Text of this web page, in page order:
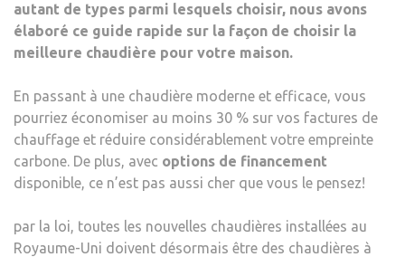
autant de types parmi lesquels choisir, nous avons
élaboré ce guide rapide sur la façon de choisir la
meilleure chaudière pour votre maison.
En passant à une chaudière moderne et efficace, vous
pourriez économiser au moins 30 % sur vos factures de
chauffage et réduire considérablement votre empreinte
carbone. De plus, avec options de financement
disponible, ce n’est pas aussi cher que vous le pensez!
par la loi, toutes les nouvelles chaudières installées au
Royaume-Uni doivent désormais être des chaudières à